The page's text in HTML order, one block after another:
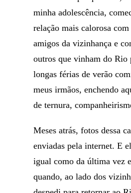
minha adolescência,
relação mais calorosa
amigos da vizinhança e
outros que vinham do Rio
longas férias de verão
meus irmãos, enchendo
de ternura,
Meses atrás, fotos dessa
enviadas pela internet. E
igual como da última vez
quando, ao lado dos